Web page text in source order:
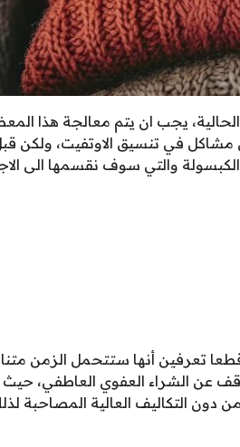
يجب ان يتم معالجة هذا
مشاكل في تنسيق الاوتفيت، ولكن
والتي سوف نقسمها الى
تعرفين أنها ستتحمل الزمن
عن الشراء العفوي العاطفي، حيث
التكاليف العالية المصاحبة